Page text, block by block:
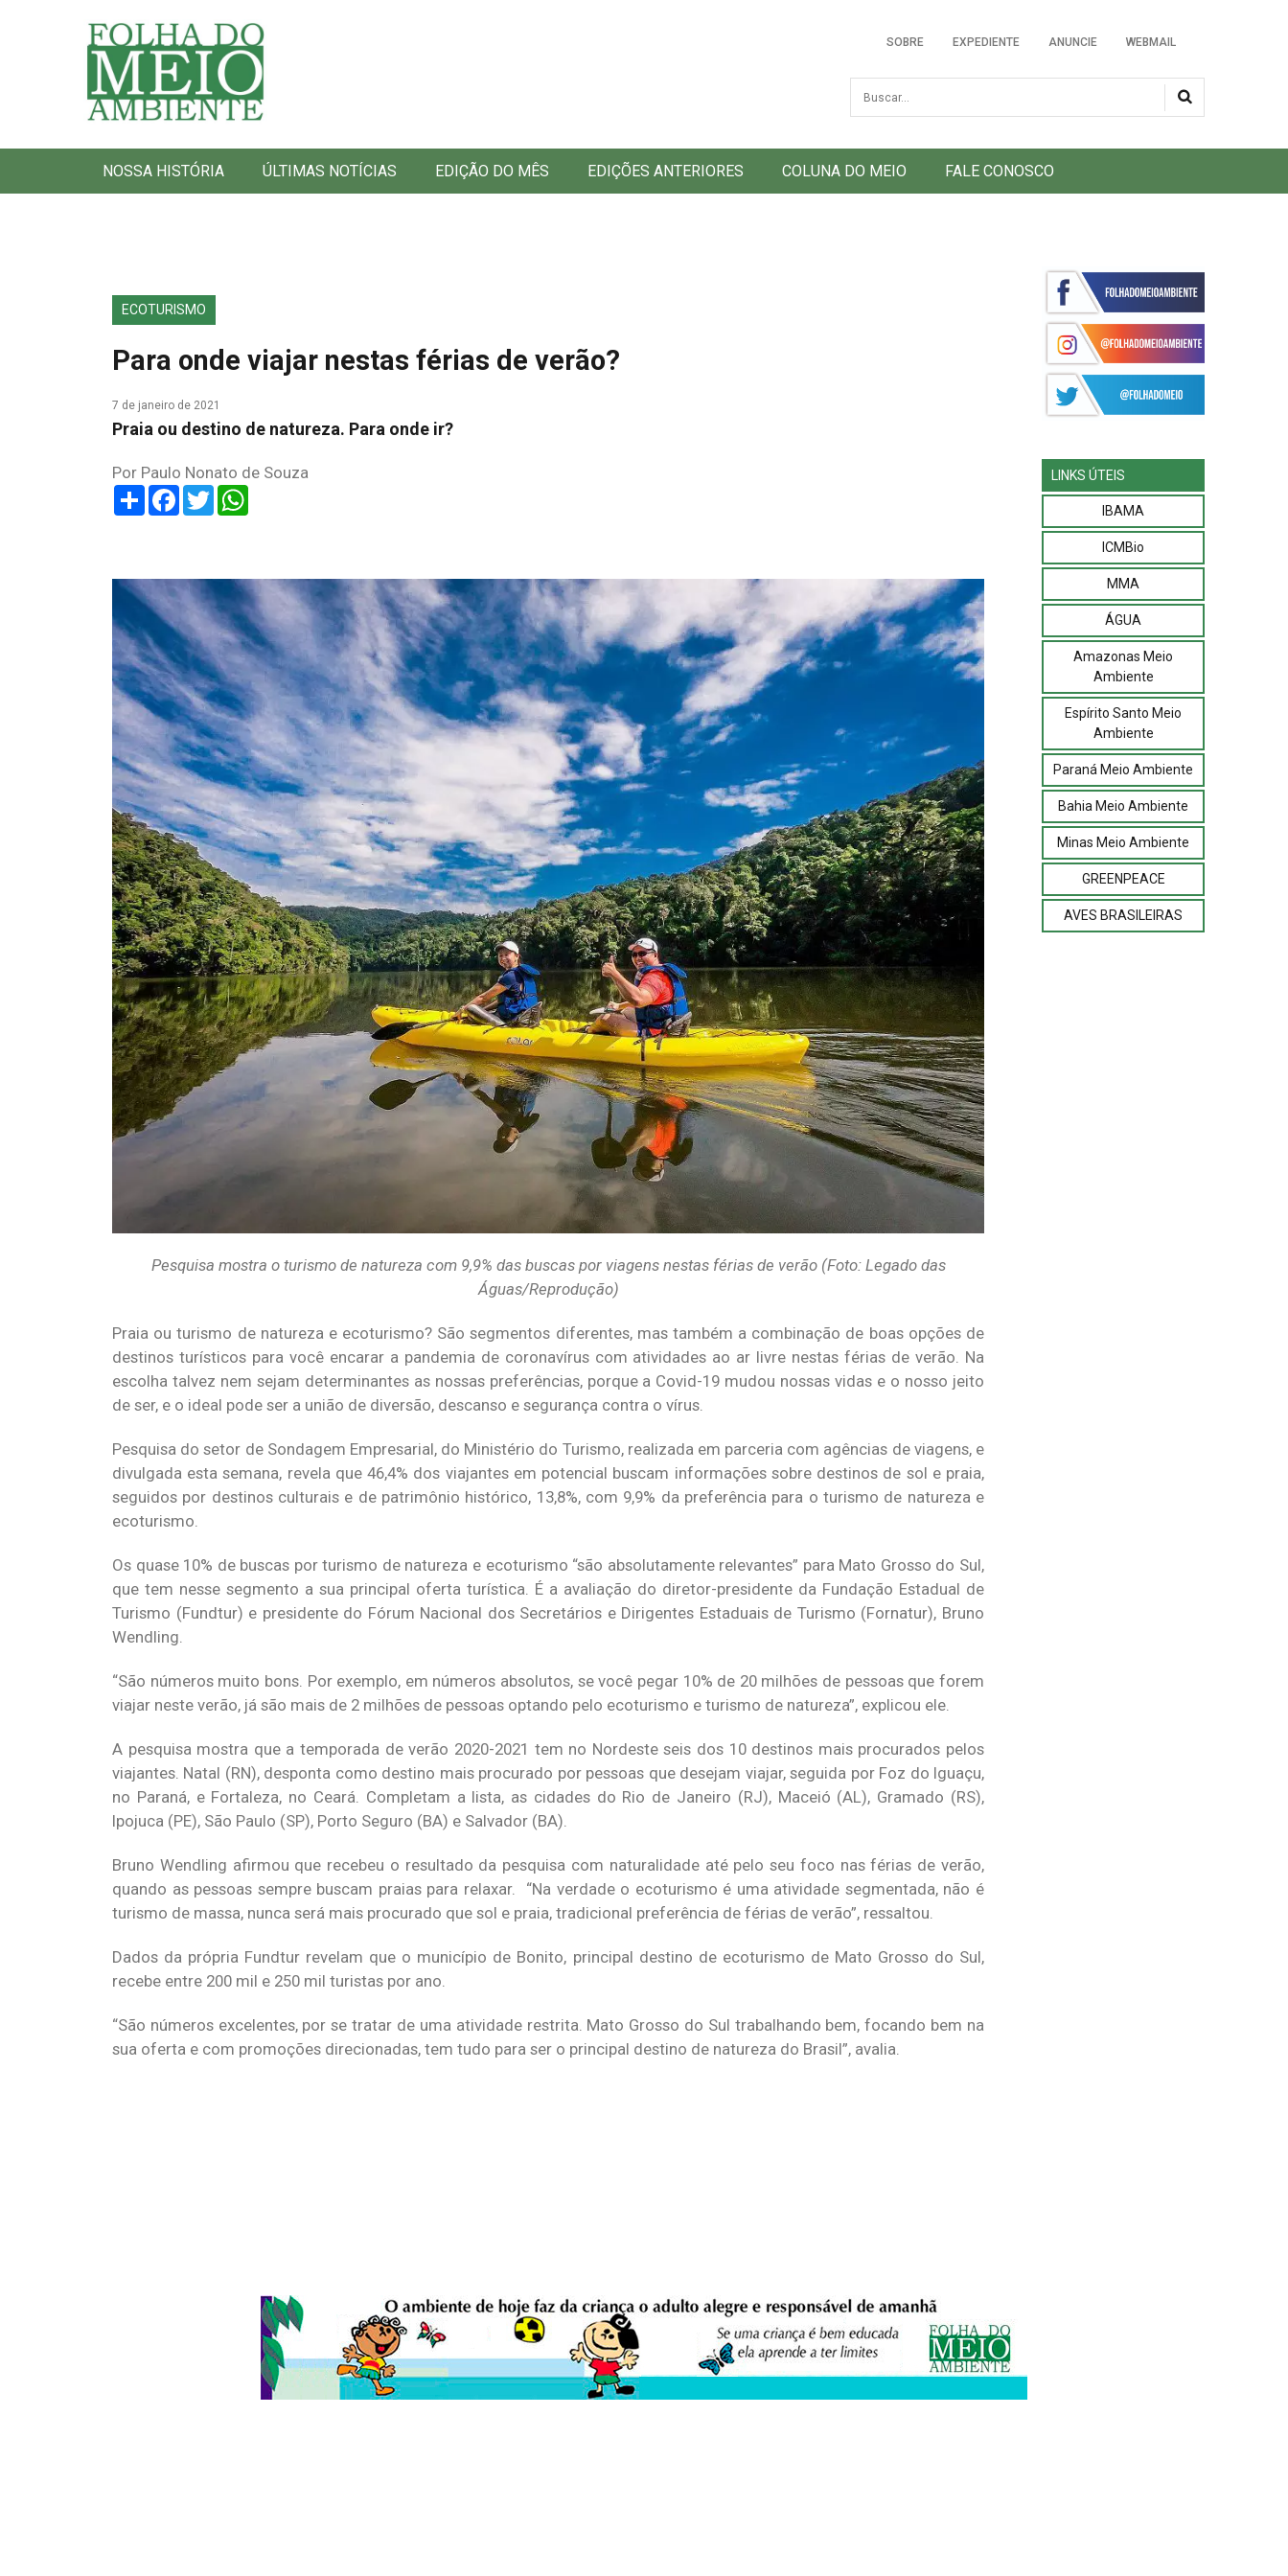
Folha do Meio Ambiente
SOBRE EXPEDIENTE ANUNCIE WEBMAIL
Busca
NOSSA HISTÓRIA ÚLTIMAS NOTÍCIAS EDIÇÃO DO MÊS EDIÇÕES ANTERIORES COLUNA DO MEIO FALE CONOSCO
ECOTURISMO
Para onde viajar nestas férias de verão?
7 de janeiro de 2021
Praia ou destino de natureza. Para onde ir?
Por Paulo Nonato de Souza
ShareFacebook
Twitter
Pesquisa mostra o turismo de natureza com 9,9% das buscas por viagens nestas férias de verão (Foto: Legado das
Águas/Reprodução)
Praia ou turismo de natureza e ecoturismo? São segmentos diferentes, mas também a combinação de boas opções de
destinos turísticos para você encarar a pandemia de coronavírus com atividades ao ar livre nestas férias de verão. Na
escolha talvez nem sejam determinantes as nossas preferências, porque a Covid-19 mudou nossas vidas e o nosso jeito
de ser, e o ideal pode ser a união de diversão, descanso e segurança contra o vírus.
Pesquisa do setor de Sondagem Empresarial, do Ministério do Turismo, realizada em parceria com agências de viagens, e
divulgada esta semana, revela que 46,4% dos viajantes em potencial buscam informações sobre destinos de sol e praia,
seguidos por destinos culturais e de patrimônio histórico, 13,8%, com 9,9% da preferência para o turismo de natureza e
ecoturismo.
Os quase 10% de buscas por turismo de natureza e ecoturismo “são absolutamente relevantes” para Mato Grosso do Sul,
que tem nesse segmento a sua principal oferta turística. É a avaliação do diretor-presidente da Fundação Estadual de
Turismo (Fundtur) e presidente do Fórum Nacional dos Secretários e Dirigentes Estaduais de Turismo (Fornatur), Bruno
Wendling.
“São números muito bons. Por exemplo, em números absolutos, se você pegar 10% de 20 milhões de pessoas que forem
viajar neste verão, já são mais de 2 milhões de pessoas optando pelo ecoturismo e turismo de natureza”, explicou ele.
A pesquisa mostra que a temporada de verão 2020-2021 tem no Nordeste seis dos 10 destinos mais procurados pelos
viajantes. Natal (RN), desponta como destino mais procurado por pessoas que desejam viajar, seguida por Foz do Iguaçu,
no Paraná, e Fortaleza, no Ceará. Completam a lista, as cidades do Rio de Janeiro (RJ), Maceió (AL), Gramado (RS),
Ipojuca (PE), São Paulo (SP), Porto Seguro (BA) e Salvador (BA).
Bruno Wendling afirmou que recebeu o resultado da pesquisa com naturalidade até pelo seu foco nas férias de verão,
quando as pessoas sempre buscam praias para relaxar. “Na verdade o ecoturismo é uma atividade segmentada, não é
turismo de massa, nunca será mais procurado que sol e praia, tradicional preferência de férias de verão”, ressaltou.
Dados da própria Fundtur revelam que o município de Bonito, principal destino de ecoturismo de Mato Grosso do Sul,
recebe entre 200 mil e 250 mil turistas por ano.
“São números excelentes, por se tratar de uma atividade restrita. Mato Grosso do Sul trabalhando bem, focando bem na
sua oferta e com promoções direcionadas, tem tudo para ser o principal destino de natureza do Brasil”, avalia.
LINKS ÚTEIS
IBAMA
ICMBio
MMA
ÁGUA
Amazonas Meio
Ambiente
Espírito Santo Meio
Ambiente
Paraná Meio Ambiente
Bahia Meio Ambiente
Minas Meio Ambiente
GREENPEACE
AVES BRASILEIRAS